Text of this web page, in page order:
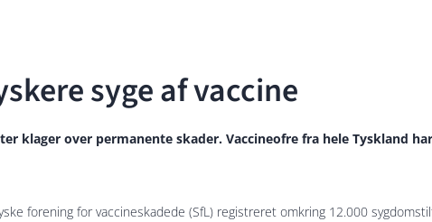
syge af vaccine
klager over permanente skader. Vaccineofre fra hele Tyskland
forening for vaccineskadede (SfL) registreret omkring 12.000